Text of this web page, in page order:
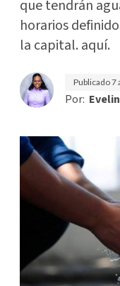
que tendrán
horarios
la capital. aquí.
Publicado7
Por: